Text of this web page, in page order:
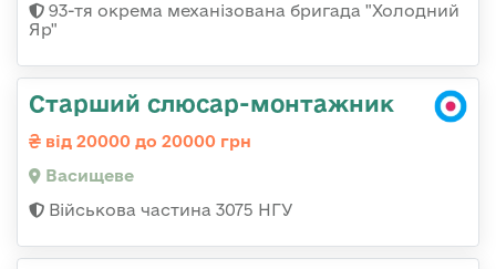
93-тя окрема механізована бригада "Холодний
Яр"
Старший слюсар-монтажник
від 20000 до 20000 грн
Васищеве
Військова частина 3075 НГУ